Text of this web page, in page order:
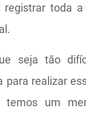
registrar toda
seja tão
para realizar
temos um